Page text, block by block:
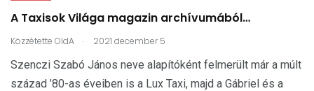
A Taxisok Világa magazin archívumából…
Közzétette OldA . 2021 december 5
Szenczi Szabó János neve alapítóként felmerült már a múlt
század ’80-as éveiben is a Lux Taxi, majd a Gábriel és a